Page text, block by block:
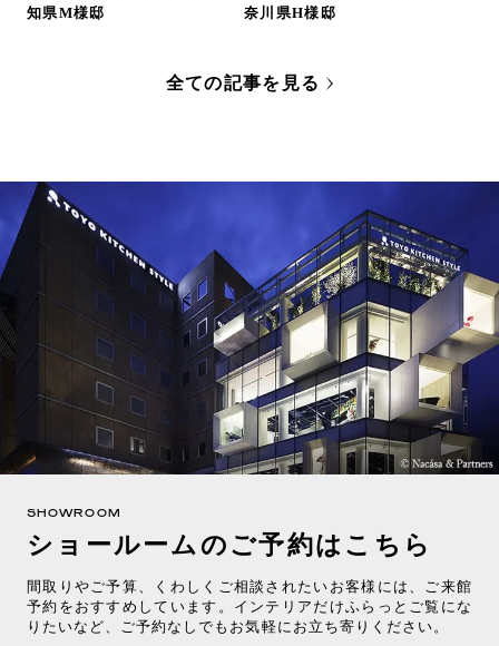
知県M様邸
奈川県H様邸
全ての記事を見る
SHOWROOM
ショールームのご予約はこちら
間取りやご予算、くわしくご相談されたいお客様には、ご来館
予約をおすすめしています。インテリアだけふらっとご覧にな
りたいなど、ご予約なしでもお気軽にお立ち寄りください。